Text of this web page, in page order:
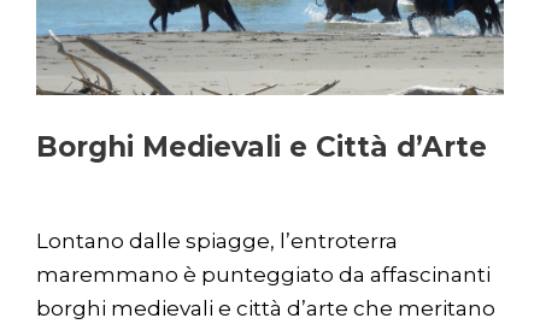
Borghi Medievali e Città d’Arte
Lontano dalle spiagge, l’entroterra
maremmano è punteggiato da affascinanti
borghi medievali e città d’arte che meritano